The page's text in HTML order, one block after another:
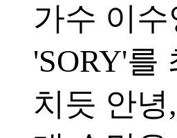
가수 이
'SORY'를
치듯 안녕